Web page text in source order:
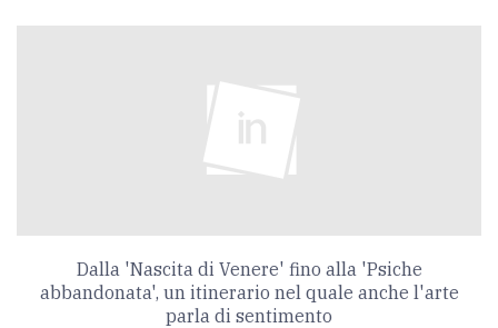
Dalla 'Nascita di Venere' fino alla 'Psiche
abbandonata', un itinerario nel quale anche l'arte
parla di sentimento